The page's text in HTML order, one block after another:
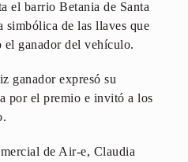
el barrio Betania de Santa
simbólica de las llaves que
el ganador del vehículo.
ganador expresó su
por el premio e invitó a los
de Air-e, Claudia